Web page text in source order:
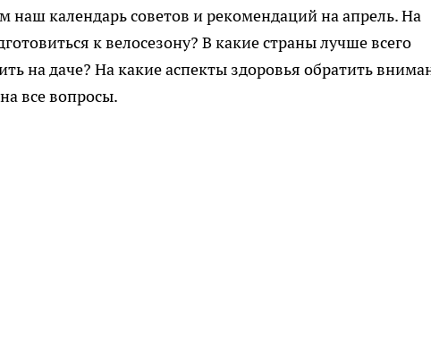
наш календарь советов и рекомендаций на апрель. На
к велосезону? В какие страны лучше всего
на даче? На какие аспекты здоровья обратить
все вопросы.